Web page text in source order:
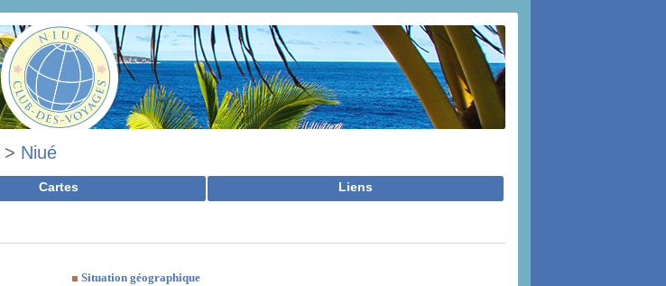
> Niué
Cartes Liens
Situation géographique